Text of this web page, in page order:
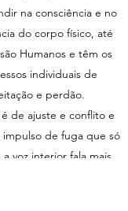
na consciência e no
do corpo físico, até
Humanos e têm os
individuais de
e perdão.
de ajuste e conflito e
impulso de fuga que só
voz interior fala mais